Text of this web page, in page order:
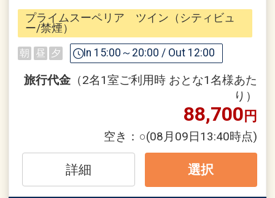
金が変動いたしますので
カレンダーでご料金をご確認の上お申し
込みください。
※尚、ご予約成立時の料金が変更になる
ことはございません。
※スパ施設（プール・温泉・フィットネ
スジム）をご利用希望のお客様は
プラン名に「スパ利用付き」を含むプラ
ンをご予約ください。
当プランをご予約の場合、ご利用いただ
・冠木門閉門
・無料シャトルバス縮小
・レストランの規模縮小
・インルームダイニング7～23時のみの
ご提供
・スイートルーム以外でのプライベート
※「スパ利用付き」プラン以外でご予約
の場合ご利用いただけないことがござい
ます。
プライムスーペリア ツイン（シティビュ
ー/禁煙）
朝 昼 夕 In 15:00～20:00 / Out 12:00
旅行代金 （2名1室ご利用時 おとな1名様あた
り）
88,700円
空き： ○(08月09日13:40時点)
詳細 選択